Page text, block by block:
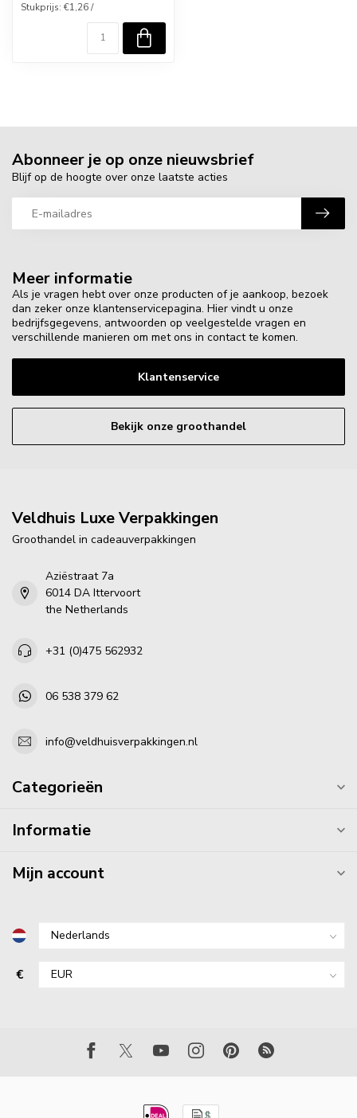
Stukprijs: €1,26 /
Meer informatie
Als je vragen hebt over onze producten of je aankoop, bezoek
dan zeker onze klantenservicepagina. Hier vindt u onze
bedrijfsgegevens, antwoorden op veelgestelde vragen en
verschillende manieren om met ons in contact te komen.
Klantenservice
Bekijk onze groothandel
Abonneer je op onze nieuwsbrief
Blijf op de hoogte over onze laatste acties
Veldhuis Luxe Verpakkingen
Groothandel in cadeauverpakkingen
Aziëstraat 7a
6014 DA Ittervoort
the Netherlands
+31 (0)475 562932
06 538 379 62
info@veldhuisverpakkingen.nl
Categorieën
Informatie
Mijn account
€